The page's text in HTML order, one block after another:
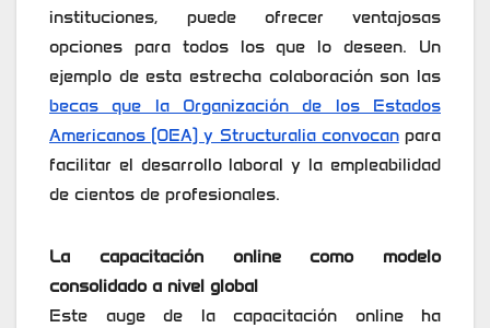
instituciones, puede ofrecer ventajosas
opciones para todos los que lo deseen. Un
ejemplo de esta estrecha colaboración son las
becas que la Organización de los Estados
Americanos (OEA) y Structuralia convocanpara
facilitar el desarrollo laboral y la empleabilidad
de cientos de profesionales.
La capacitación online como modelo
consolidado a nivel global
Este auge de la capacitación online ha